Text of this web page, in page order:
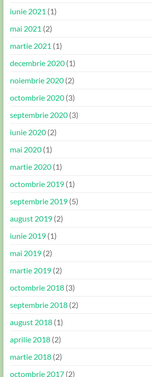
iunie 2021 (1)
mai 2021 (2)
martie 2021 (1)
decembrie 2020(1)
noiembrie 2020(2)
octombrie 2020(3)
septembrie 2020(3)
iunie 2020(2)
mai 2020(1)
martie 2020(1)
octombrie 2019(1)
septembrie 2019(5)
august 2019(2)
iunie 2019(1)
mai 2019(2)
martie 2019(2)
octombrie 2018(3)
septembrie 2018(2)
august 2018(1)
aprilie 2018(2)
martie 2018(2)
octombrie 2017(2)